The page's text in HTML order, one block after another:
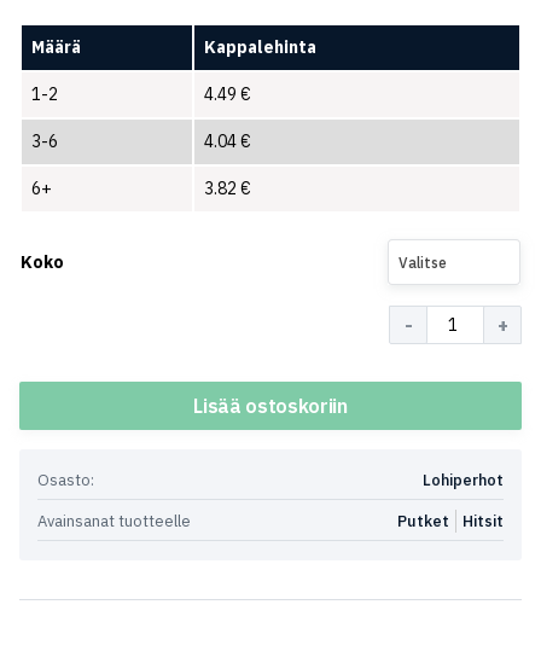
Määrä Kappalehinta
1-2 4.49 €
3-6 4.04€
6+ 3.82 €
Koko Valitse
Lisää ostoskoriin
Osasto:
Lohiperhot
Avainsanat tuotteelle
Hitsit
Putket